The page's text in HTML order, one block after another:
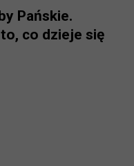
Pańskie.
co dzieje się